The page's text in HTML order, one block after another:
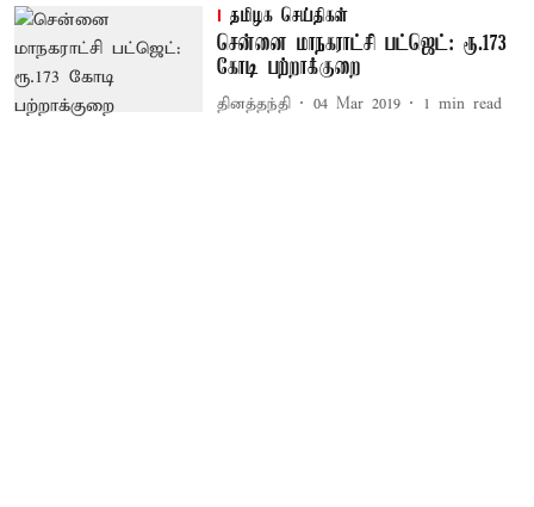
தமிழக செய்திகள்
சென்னை மாநகராட்சி பட்ஜெட்: ரூ.173
கோடி பற்றாக்குறை
தினத்தந்தி 04 Mar 2019 1 min read